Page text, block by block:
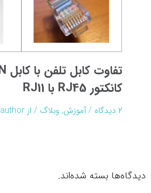
کانکتور RJ45 با RJ11
۲ دیدگاه /آموزش,وبلاگ / از author
دیدگاه‌ها بسته شده‌اند.